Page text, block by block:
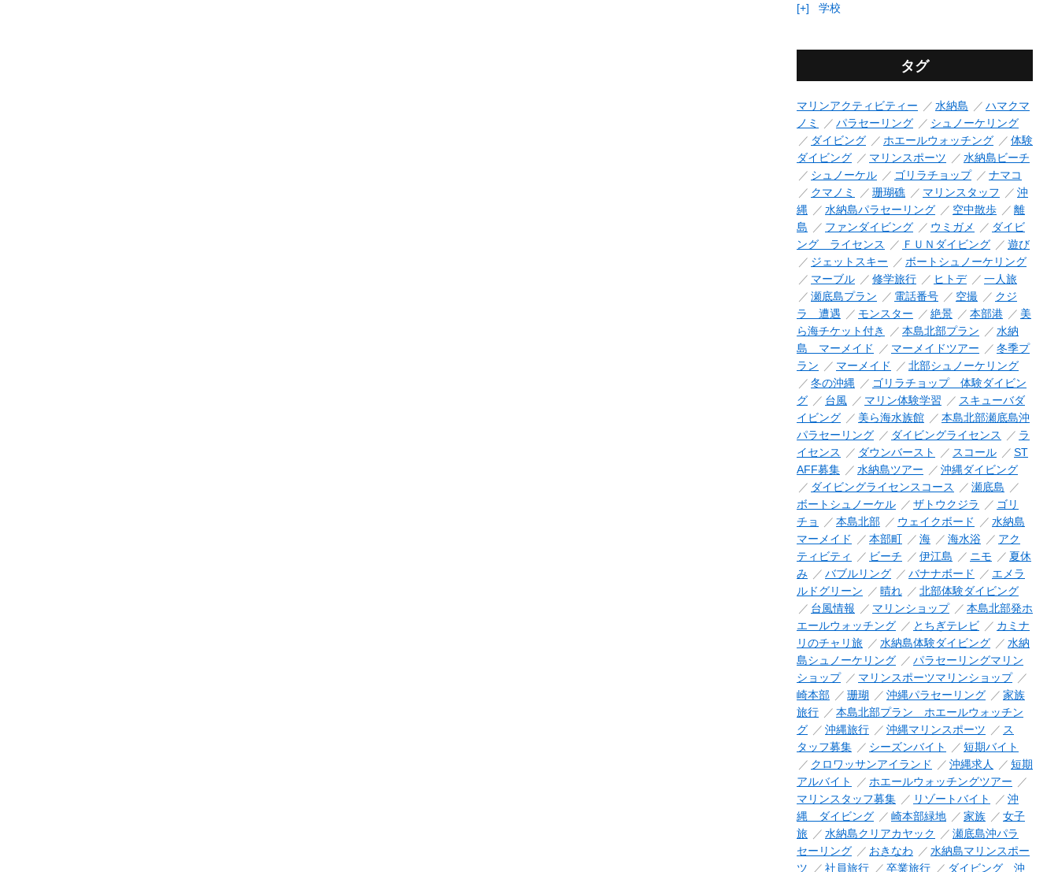
[+]
学校
タグ
マリンアクティビティー 水納島
ハマクマ
ノミ
パラセーリング
シュノーケリング
ダイビング
ホエールウォッチング
体験
ダイビング
マリンスポーツ
水納島ビーチ
シュノーケル
ゴリラチョップ
ナマコ
クマノミ
珊瑚礁 マリンスタッフ
沖
縄
水納島パラセーリング 空中散歩
離
島
ファンダイビング ウミガメ
ダイビ
ング ライセンス
ＦＵＮダイビング
遊び
ジェットスキー
ボートシュノーケリング
マーブル
修学旅行 ヒトデ
一人旅
瀬底島プラン
電話番号 空撮
クジ
ラ 遭遇
モンスター 絶景 本部港
美
ら海チケット付き
本島北部プラン
水納
島 マーメイド
マーメイドツアー
冬季プ
ラン
マーメイド
北部シュノーケリング
冬の沖縄
ゴリラチョップ 体験ダイビン
グ
台風 マリン体験学習
スキューバダ
イビング
美ら海水族館
本島北部瀬底島沖
パラセーリング
ダイビングライセンス
ラ
イセンス
ダウンバースト スコール
ST
AFF募集
水納島ツアー
沖縄ダイビング
ダイビングライセンスコース
瀬底島
ボートシュノーケル
ザトウクジラ
ゴリ
チョ
本島北部 ウェイクボード
水納島
マーメイド
本部町 海 海水浴
アク
ティビティ
ビーチ 伊江島 ニモ
夏休
み
バブルリング バナナボード
エメラ
ルドグリーン
晴れ
北部体験ダイビング
台風情報
マリンショップ
本島北部発ホ
エールウォッチング
とちぎテレビ
カミナ
リのチャリ旅
水納島体験ダイビング
水納
島シュノーケリング
パラセーリングマリン
ショップ
マリンスポーツマリンショップ
崎本部
珊瑚 沖縄パラセーリング
家族
旅行
本島北部プラン ホエールウォッチン
グ
沖縄旅行 沖縄マリンスポーツ
ス
タッフ募集
シーズンバイト
短期バイト
クロワッサンアイランド
沖縄求人
短期
アルバイト
ホエールウォッチングツアー
マリンスタッフ募集
リゾートバイト
沖
縄 ダイビング
崎本部緑地 家族
女子
旅
水納島クリアカヤック
瀬底島沖パラ
セーリング
おきなわ
水納島マリンスポー
ツ
社員旅行 卒業旅行 ダイビング 沖